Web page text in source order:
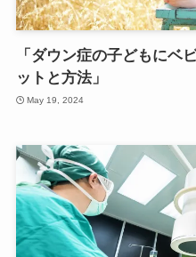
「ダウン症の子どもにベ
ットと方法」
May 19, 2024